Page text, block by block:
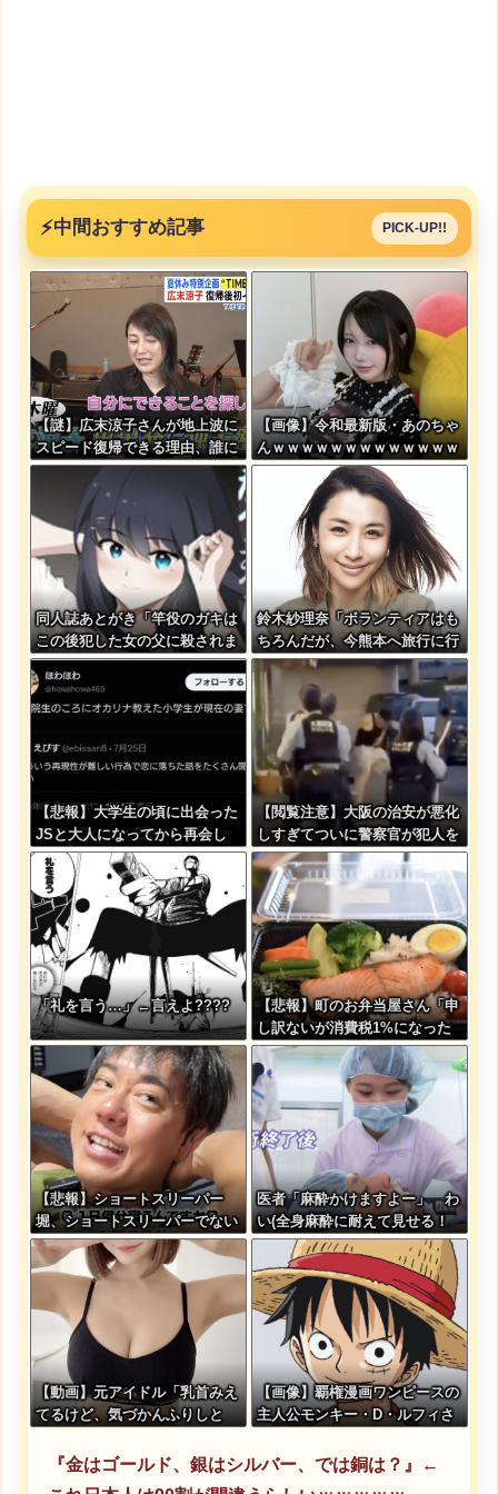
⚡中間おすすめ記事 PICK-UP!!
【謎】広末涼子さんが地上波に
スピード復帰できる理由、誰に
も分からない・・・
【画像】令和最新版・あのちゃ
んｗｗｗｗｗｗｗｗｗｗｗｗｗ
ｗ
同人誌あとがき「竿役のガキは
この後犯した女の父に殺されま
す」
鈴木紗理奈「ボランティアはも
ちろんだが、今熊本へ旅行に行
くことも支援になる」
【悲報】大学生の頃に出会った
JSと大人になってから再会し
結婚した男、大炎上してしまう
【閲覧注意】大阪の治安が悪化
しすぎてついに警察官が犯人を
銃殺。いよいよアメリカみたい
になってきたな
「礼を言う…」←言えよ????
【悲報】町のお弁当屋さん「申
し訳ないが消費税1%になった
らその分商品代を値上げする
わ」
【悲報】ショートスリーパー
堀、ショートスリーパーでない
事がバレてしまう
医者「麻酔かけますよー」 わ
い(全身麻酔に耐えて見せる！
うおおおおおお！！！！)
【動画】元アイドル「乳首みえ
てるけど、気づかんふりしと
【画像】覇権漫画ワンピースの
主人公モンキー・D・ルフィさ
る・・・
『金はゴールド、銀はシルバー、では銅は？』←